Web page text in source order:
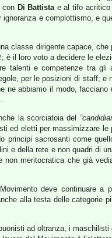
con Di Battistae al tifo acritico
e complottismo, e
classe dirigente capace,
; è il loro voto a decidere le
talenti e competenze tra gli
per le posizioni di staff;
abbiamo il modo,
la scorciatoia del
ed eletti per massimizzare
principi sacrosanti come
e della rete e non quadri di
meritocratica che già
deve continuare a
alla testa delle categorie
ad oltranza, i